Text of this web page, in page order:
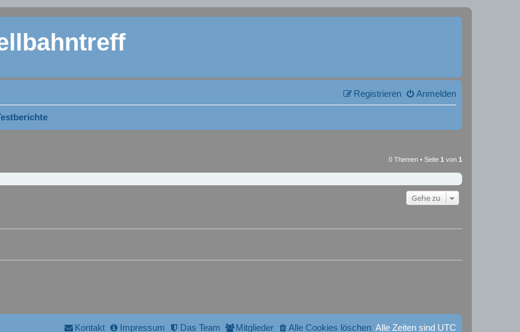
Anmelden
Registrieren
0 Themen • Seite 1 von 1
Gehe zu
Alle Zeiten sind UTC
Alle Cookies löschen
Mitglieder
Das Team
Impressum
Kontakt